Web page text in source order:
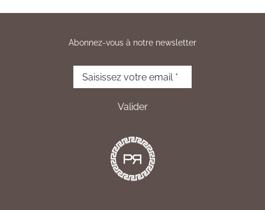
Abonnez-vous à notre newsletter